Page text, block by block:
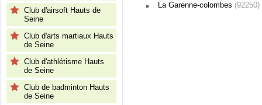
Club d'airsoft Hauts de
Seine
Club d'arts martiaux Hauts
de Seine
Club d'athlétisme Hauts
de Seine
Club de badminton Hauts
de Seine
La Garenne-colombes (92250)